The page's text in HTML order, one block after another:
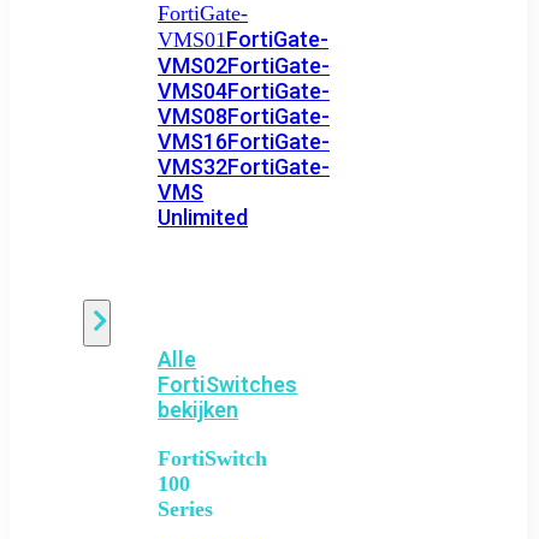
FortiGate-
VMS01FortiGate-
VMS02FortiGate-
VMS04FortiGate-
VMS08FortiGate-
VMS16FortiGate-
VMS32FortiGate-
VMS
Unlimited
Alle
FortiSwitches
bekijken
FortiSwitch
100
Series